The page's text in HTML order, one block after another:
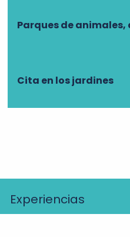
Parques de
Cita en los jardines
Experiencias
06